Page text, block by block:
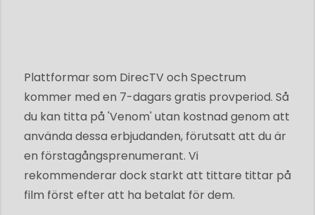
Plattformar som DirecTV och Spectrum
kommer med en 7-dagars gratis provperiod. Så
du kan titta på 'Venom' utan kostnad genom att
använda dessa erbjudanden, förutsatt att du är
en förstagångsprenumerant. Vi
rekommenderar dock starkt att tittare tittar på
film först efter att ha betalat för dem.